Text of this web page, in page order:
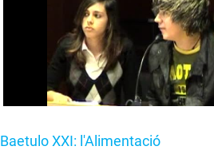
Baetulo XXI: l'Alimentació